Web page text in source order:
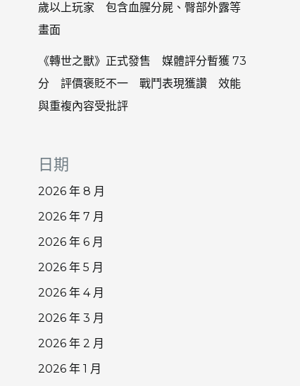
歲以上玩家 包含血腥分屍、臀部外露等
畫面
《轉世之獸》正式發售 媒體評分暫獲 73
分 評價褒貶不一 戰鬥表現獲讚 效能
與重複內容受批評
日期
2026 年 8 月
2026 年 7 月
2026 年 6 月
2026 年 5 月
2026 年 4 月
2026 年 3 月
2026 年 2 月
2026 年 1 月